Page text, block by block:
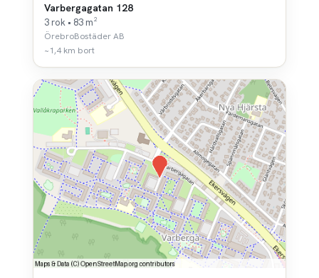
Varbergagatan 128
3 rok • 83 m²
ÖrebroBostäder AB
~1,4 km bort